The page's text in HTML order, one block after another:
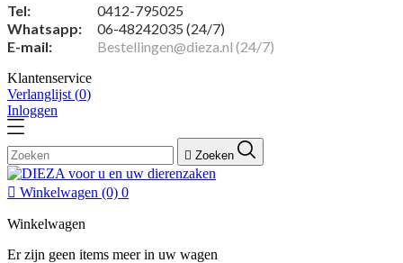
Tel:
0412-795025
Whatsapp:
06-48242035 (24/7)
E-mail:
Bestellingen@dieza.nl (24/7)
Klantenservice
Verlanglijst (0)
Inloggen
 Zoeken
 Winkelwagen (0) 0
Winkelwagen
Er zijn geen items meer in uw wagen